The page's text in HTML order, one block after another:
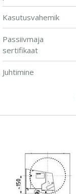
Kasutusvahemik
Passiivmaja
sertifikaat
Juhtimine